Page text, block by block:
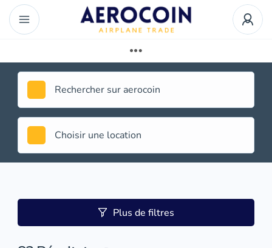
Plus de filtres